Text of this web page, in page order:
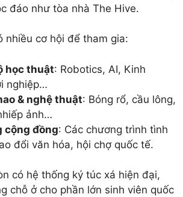
đáo như tòa nhà The Hive.
nhiều cơ hội để tham gia:
học thuật: Robotics, AI, Kinh
nghiệp…
& nghệ thuật: Bóng rổ, cầu lông,
ảnh…
cộng đồng: Các chương trình tình
đổi văn hóa, hội chợ quốc tế.
có hệ thống ký túc xá hiện đại,
chỗ ở cho phần lớn sinh viên quốc